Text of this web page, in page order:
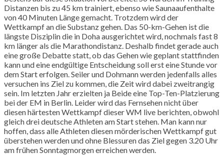
Distanzen bis zu 45 km trainiert, ebenso wie Saunaaufenthalte
von 40 Minuten Länge gemacht. Trotzdem wird der
Wettkampf an die Substanz gehen. Das 50-km-Gehen ist die
längste Disziplin die in Dohaausgerichtet wird, nochmals fast 8
km länger als die Marathondistanz. Deshalb findet gerade auch
eine große Debatte statt, ob das Gehen wie geplant stattfinden
kann und eine endgültige Entscheidung soll erst eine Stunde vor
dem Start erfolgen. Seiler und Dohmannwerden jedenfalls alles
versuchen ins Ziel zu kommen, die Zeit wird dabei zweitrangig
sein. Im letzten Jahr erzielten ja Beide eine Top-Ten-Platzierung
bei der EM in Berlin. Leider wird das Fernsehen nicht über
diesen härtesten Wettkampf dieser WM live berichten, obwohl
gleich drei deutsche Athleten am Start stehen. Man kann nur
hoffen, dass alle Athleten diesen mörderischen Wettkampf gut
überstehen werden und ohne Blessuren das Ziel gegen 3.20 Uhr
am frühen Sonntagmorgen erreichen werden.